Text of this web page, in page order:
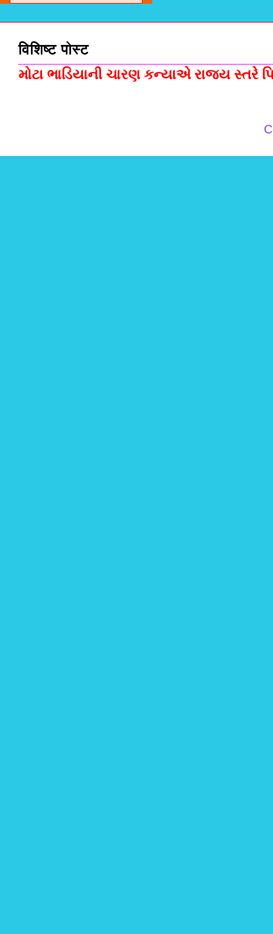
विशिष्ट पोस्ट
મોટા ભાડિયાની ચારણ કન્યાએ રાજ્ય સ્તરે